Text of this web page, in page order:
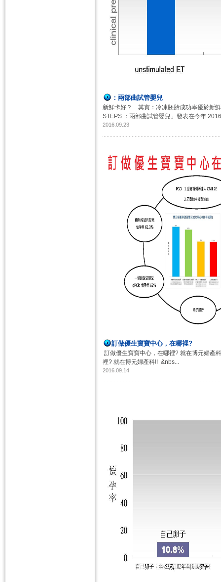
​：​兩部曲試管嬰兒
新鮮卡好？ 其實：冷凍胚胎成功率優於新
STEPS ：​兩部曲試管嬰兒」發表在今年
2016.09.23
訂做優生寶寶中心，在哪裡?
訂做優生寶寶中心，在哪裡? 就在博元婦產
裡? 就在博元婦產科!! &nbs...
2016.09.14